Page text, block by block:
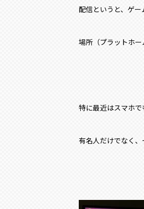
配信というと、ゲー
場所（プラットホ
特に最近はスマホで
有名人だけでなく